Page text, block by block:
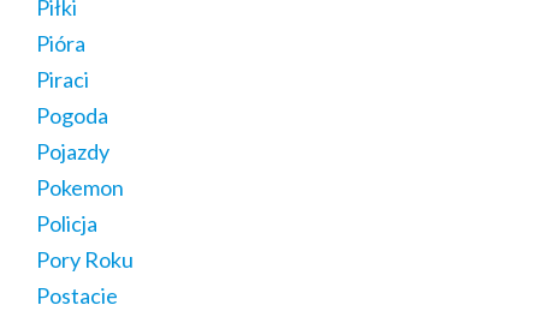
Piłki
Pióra
Piraci
Pogoda
Pojazdy
Pokemon
Policja
Pory Roku
Postacie